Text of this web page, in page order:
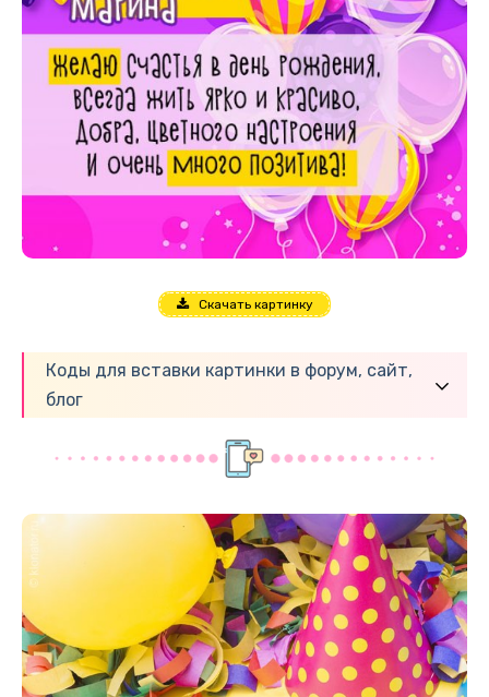
Скачать картинку
Коды для вставки картинки в форум, сайт,
блог